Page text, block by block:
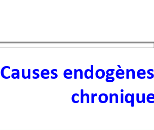
Causes